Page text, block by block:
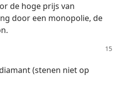
de hoge prijs van
door een monopolie, de
(stenen niet op